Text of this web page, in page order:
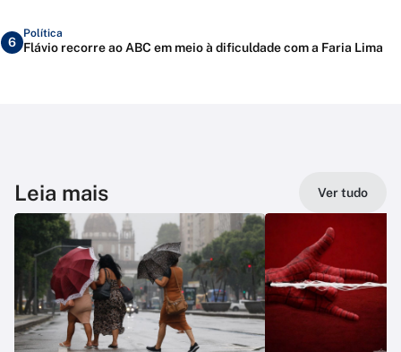
6
Política
Flávio recorre ao ABC em meio à dificuldade com a Faria Lima
Leia mais Ver tudo